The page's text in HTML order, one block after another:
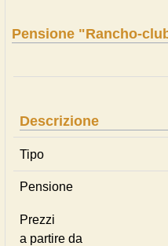
Pensione "Rancho-
Descrizione
Tipo
Pensione
Prezzi
a partire da